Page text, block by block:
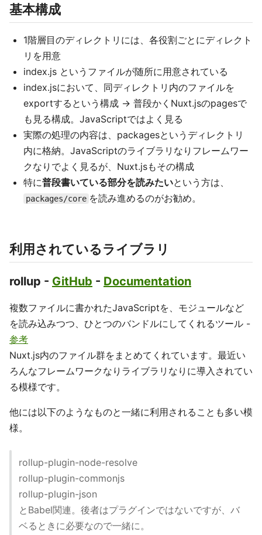
基本構成
1階層目のディレクトリには、各役割ごとにディレクト
リを用意
index.js というファイルが随所に用意されている
index.jsにおいて、同ディレクトリ内のファイルを
exportするという構成 → 普段かくNuxt.jsのpagesで
も見る構成。JavaScriptではよく見る
実際の処理の内容は、packagesというディレクトリ
内に格納。JavaScriptのライブラリなりフレームワー
クなりでよく見るが、Nuxt.jsもその構成
特に普段書いている部分を読みたいという方は、
packages/core を読み進めるのがお勧め。
利用されているライブラリ
rollup - GitHub - Documentation
複数ファイルに書かれたJavaScriptを、モジュールなど
を読み込みつつ、ひとつのバンドルにしてくれるツール -
参考
Nuxt.js内のファイル群をまとめてくれています。最近い
ろんなフレームワークなりライブラリなりに導入されてい
る模様です。
他には以下のようなものと一緒に利用されることも多い模
様。
rollup-plugin-node-resolve
rollup-plugin-commonjs
rollup-plugin-json
とBabel関連。後者はプラグインではないですが、バ
ベるときに必要なので一緒に。